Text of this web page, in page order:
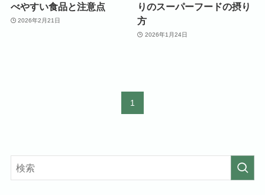
べやすい食品と注意点
2026年2月21日
りのスーパーフードの摂り
方
2026年1月24日
1